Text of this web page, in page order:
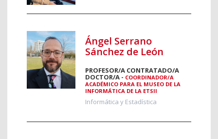
Ángel Serrano
Sánchez de León
PROFESOR/A CONTRATADO/A
DOCTOR/A - COORDINADOR/A
ACADÉMICO PARA EL MUSEO DE LA
INFORMÁTICA DE LA ETSII
Informática y Estadística